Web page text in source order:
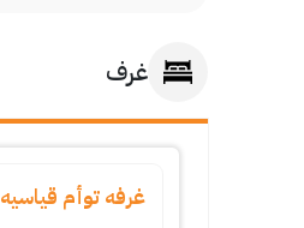
غرف
غرفه توأم قياسيه